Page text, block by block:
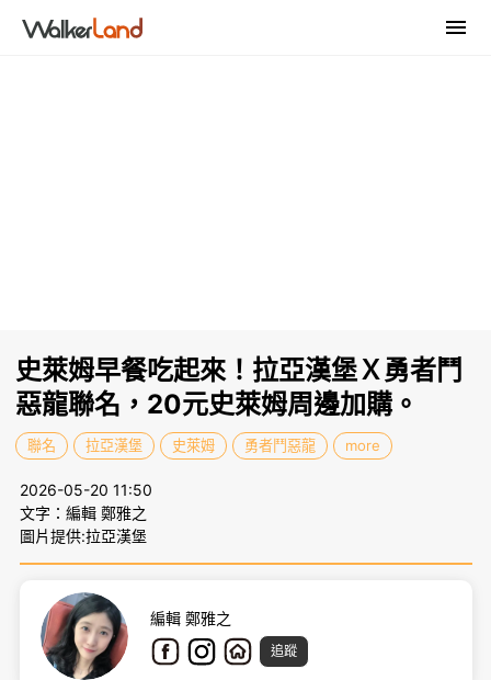
史萊姆早餐吃起來！拉亞漢堡Ｘ勇者鬥
惡龍聯名，20元史萊姆周邊加購。
聯名 拉亞漢堡 史萊姆 勇者鬥惡龍 more
2026-05-20 11:50
文字：編輯 鄭雅之
圖片提供:拉亞漢堡
編輯 鄭雅之
追蹤